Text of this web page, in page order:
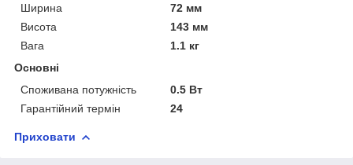
Ширина
72 мм
Висота
143 мм
Вага
1.1 кг
Основні
Споживана потужність
0.5 Вт
Гарантійний термін
24
Приховати